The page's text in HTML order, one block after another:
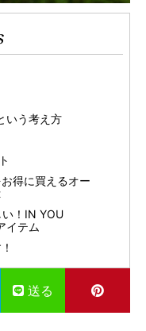
いう考え方
得に買えるオー
！IN YOU
イテム
送る